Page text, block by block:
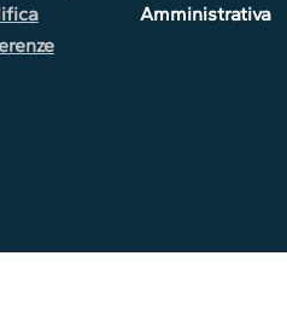
Amministrativa